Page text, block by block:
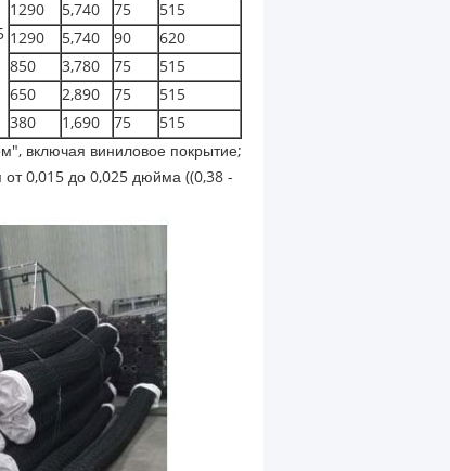
1290 5,740 75
515
1290 5,740 90
620
850 3,780 75
515
650 2,890 75
515
380 1,690 75
515
включая виниловое покрытие;
от 0,015 до 0,025 дюйма ((0,38 -